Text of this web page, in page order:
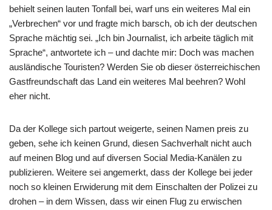
behielt seinen lauten Tonfall bei, warf uns ein weiteres Mal ein
„Verbrechen“ vor und fragte mich barsch, ob ich der deutschen
Sprache mächtig sei. „Ich bin Journalist, ich arbeite täglich mit
Sprache“, antwortete ich – und dachte mir: Doch was machen
ausländische Touristen? Werden Sie ob dieser österreichischen
Gastfreundschaft das Land ein weiteres Mal beehren? Wohl
eher nicht.
Da der Kollege sich partout weigerte, seinen Namen preis zu
geben, sehe ich keinen Grund, diesen Sachverhalt nicht auch
auf meinen Blog und auf diversen Social Media-Kanälen zu
publizieren. Weitere sei angemerkt, dass der Kollege bei jeder
noch so kleinen Erwiderung mit dem Einschalten der Polizei zu
drohen – in dem Wissen, dass wir einen Flug zu erwischen